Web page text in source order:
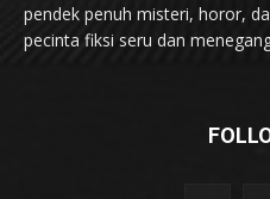
pendek penuh misteri, horor,
pecinta fiksi seru dan